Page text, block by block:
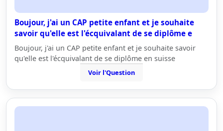
Boujour, j'ai un CAP petite enfant et je souhaite
savoir qu'elle est l'écquivalant de se diplôme e
Boujour, j'ai un CAP petite enfant et je souhaite savoir
qu'elle est l'écquivalant de se diplôme en suisse
Voir l'Question